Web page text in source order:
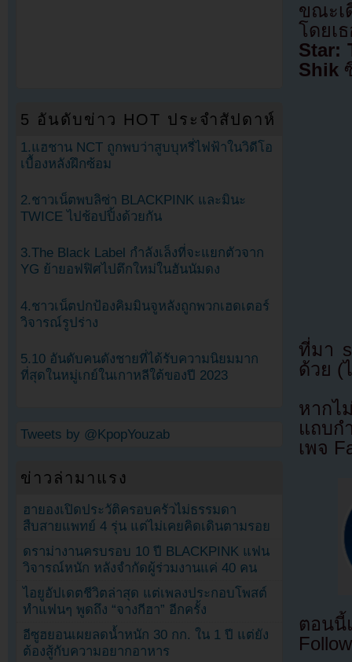
ขณะเ
โดยเ
Star:
Shik
ที่มา
ด้วย (
หากไ
แถบก
เพจ
ตอนนี้
5 อันดับข่าว HOT ประจำสัปดาห์
1.แฮชาน NCT ถูกพบว่าสูบบุหรี่ไฟฟ้าในวิดีโอ
เบื้องหลังฝึกซ้อม
2.ชาวเน็ตพบลิซ่า BLACKPINK และมินะ
TWICE ไปช้อปปิ้งด้วยกัน
3.The Black Label กำลังเล็งที่จะแยกตัวจาก
YG ย้ายอฟฟิศไปตึกใหม่ในฮันนัมดง
4.ชาวเน็ตปกป้องคิมมินจูหลังถูกพวกเฮดเตอร์
วิจารณ์รูปร่าง
5.10 อันดับคนดังชายที่ได้รับความนิยมมาก
ที่สุดในหมู่เกย์ในเกาหลีใต้ของปี 2023
Tweets by @KpopYouzab
ข่าวล่ามาแรง
ฮายองเปิดประวัติครอบครัวไม่ธรรมดา
สืบสายแพทย์ 4 รุ่น แต่ไม่เคยคิดเดินตามรอย
ดราม่างานครบรอบ 10 ปี BLACKPINK แฟน
วิจารณ์หนัก หลังจำกัดผู้ร่วมงานแค่ 40 คน
ไอยูอัปเดตชีวิตล่าสุด แต่เพลงประกอบโพสต์
ทำแฟนๆ พูดถึง “จางกีฮา” อีกครั้ง
อีซูฮยอนเผยลดน้ำหนัก 30 กก. ใน 1 ปี แต่ยัง
ต้องสู้กับความอยากอาหาร